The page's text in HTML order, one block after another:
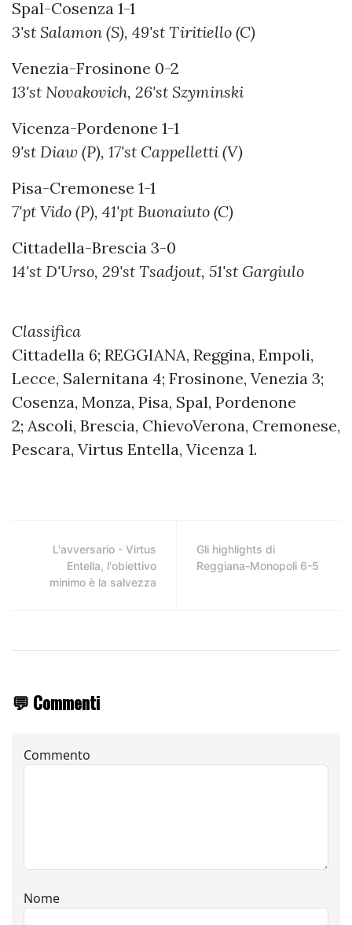
Spal-Cosenza 1-1
3'st Salamon (S), 49'st Tiritiello (C)
Venezia-Frosinone 0-2
13'st Novakovich, 26'st Szyminski
Vicenza-Pordenone 1-1
9'st Diaw (P), 17'st Cappelletti (V)
Pisa-Cremonese 1-1
7'pt Vido (P), 41'pt Buonaiuto (C)
Cittadella-Brescia 3-0
14'st D'Urso, 29'st Tsadjout, 51'st Gargiulo
Classifica
Cittadella 6; REGGIANA, Reggina, Empoli,
Lecce, Salernitana 4; Frosinone, Venezia 3;
Cosenza, Monza, Pisa, Spal, Pordenone
2; Ascoli, Brescia, ChievoVerona, Cremonese,
Pescara, Virtus Entella, Vicenza 1.
L'avversario - Virtus
Entella, l'obiettivo
minimo è la salvezza
Gli highlights di
Reggiana-Monopoli 6-5
💬 Commenti